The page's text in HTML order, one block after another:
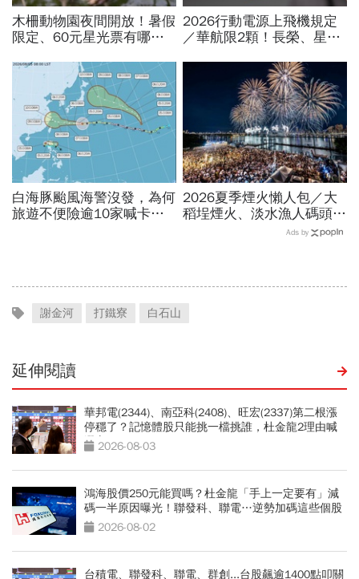
木柵動物園夜間開放！暑假
限定、60元星光票有哪些
間、門票、最佳遊園路線總
2026行動電源上飛機規定
／華航限2顆！長榮、星
帶幾個、托運還隨身手提？
白海豚颱風海警沒發，為何
旅遊不便險逾10家喊卡不
2026夏季煙火懶人包／大
稻埕煙火、淡水漁人碼頭、
東石海上煙火…全台花火施
Ads by
謝金河 打鐵寮 白石山
延伸閱讀
華邦電(2344)、南亞科(2408)、旺宏(2337)第二根漲
停穩了？記憶體股只能挑一檔挑誰，杜金龍2理由喊
選它2026-08-03
鴻海股價250元能買嗎？杜金龍「手上一定要有」減
碼一半原因曝光！聯發科、聯電…逆勢加碼這些個股
2026-08-02
台積電、聯發科、聯電、群創...台股飆逾1400點叩關